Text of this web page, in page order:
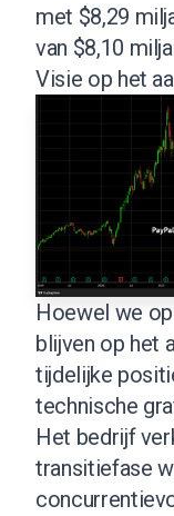
met $8,29
van $8,10
Visie op het
Hoewel we
blijven op het
tijdelijke
technische
Het bedrijf
transitiefase